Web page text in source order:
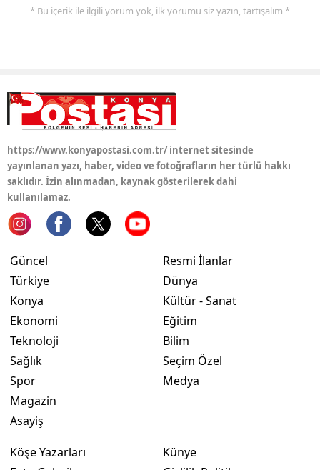
Iğdır
Yalova
Osmaniye
Düzce
* Bu içerik ile ilgili yorum yok, ilk yorumu siz yazın, tartışalım *
https://www.konyapostasi.com.tr/ internet sitesinde
yayınlanan yazı, haber, video ve fotoğrafların her türlü hakkı
saklıdır. İzin alınmadan, kaynak gösterilerek dahi
kullanılamaz.
Güncel
Türkiye
Konya
Ekonomi
Teknoloji
Sağlık
Spor
Magazin
Asayiş
Resmi İlanlar
Dünya
Kültür - Sanat
Eğitim
Bilim
Seçim Özel
Medya
Köşe Yazarları
Künye